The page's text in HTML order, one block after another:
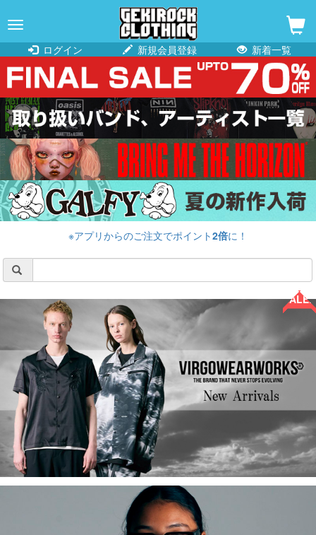
navigation
ログイン
新規会員登録 新着一覧
※アプリからのご注文でポイント2倍に！
SALE!!
SALE!!
SALE!!